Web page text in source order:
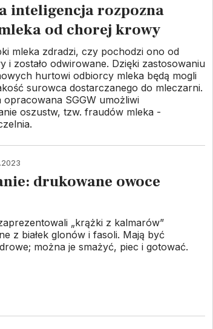
inteligencja rozpozna
od chorej krowy
mleka zdradzi, czy pochodzi ono od
i zostało odwirowane. Dzięki zastosowaniu
hurtowi odbiorcy mleka będą mogli
surowca dostarczanego do mleczarni.
opracowana SGGW umożliwi
oszustw, tzw. fraudów mleka -
drukowane owoce
„krążki z kalmarów”
z białek glonów i fasoli. Mają być
można je smażyć, piec i gotować.